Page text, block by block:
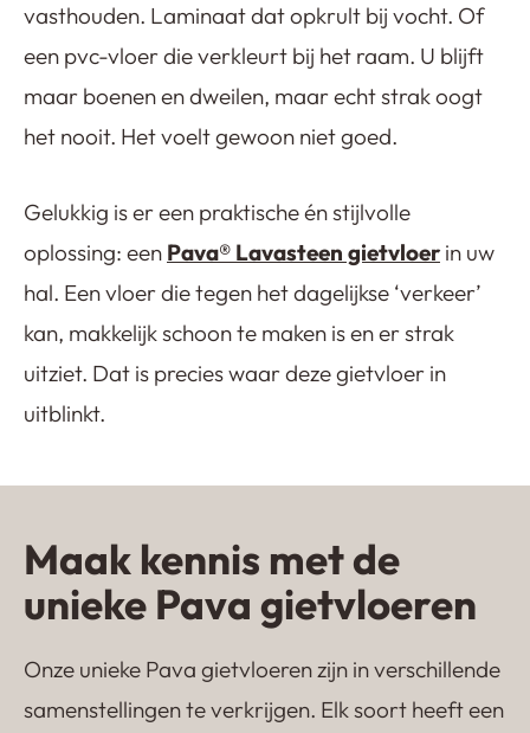
vasthouden. Laminaat dat opkrult bij vocht. Of
een pvc-vloer die verkleurt bij het raam. U blijft
maar boenen en dweilen, maar echt strak oogt
het nooit. Het voelt gewoon niet goed.
Gelukkig is er een praktische én stijlvolle
oplossing: een Pava®️ Lavasteen gietvloerin uw
hal. Een vloer die tegen het dagelijkse ‘verkeer’
kan, makkelijk schoon te maken is en er strak
uitziet. Dat is precies waar deze gietvloer in
uitblinkt.
Maak kennis met de
unieke Pava gietvloeren
Onze unieke Pava gietvloeren zijn in verschillende
samenstellingen te verkrijgen. Elk soort heeft een